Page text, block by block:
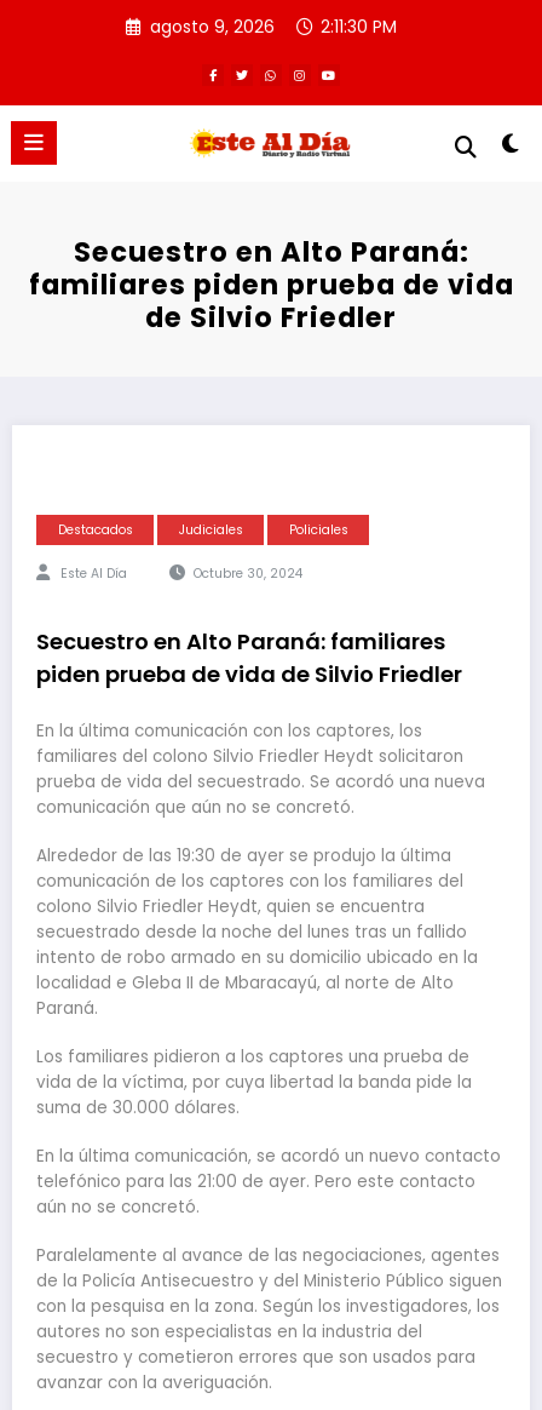
agosto 9, 2026 2:11:30 PM
Secuestro en Alto Paraná:
familiares piden prueba de vida
de Silvio Friedler
Destacados Judiciales Policiales
Este Al Día Octubre 30, 2024
Secuestro en Alto Paraná: familiares
piden prueba de vida de Silvio Friedler
En la última comunicación con los captores, los
familiares del colono Silvio Friedler Heydt solicitaron
prueba de vida del secuestrado. Se acordó una nueva
comunicación que aún no se concretó.
Alrededor de las 19:30 de ayer se produjo la última
comunicación de los captores con los familiares del
colono Silvio Friedler Heydt, quien se encuentra
secuestrado desde la noche del lunes tras un fallido
intento de robo armado en su domicilio ubicado en la
localidad e Gleba II de Mbaracayú, al norte de Alto
Paraná.
Los familiares pidieron a los captores una prueba de
vida de la víctima, por cuya libertad la banda pide la
suma de 30.000 dólares.
En la última comunicación, se acordó un nuevo contacto
telefónico para las 21:00 de ayer. Pero este contacto
aún no se concretó.
Paralelamente al avance de las negociaciones, agentes
de la Policía Antisecuestro y del Ministerio Público siguen
con la pesquisa en la zona. Según los investigadores, los
autores no son especialistas en la industria del
secuestro y cometieron errores que son usados para
avanzar con la averiguación.